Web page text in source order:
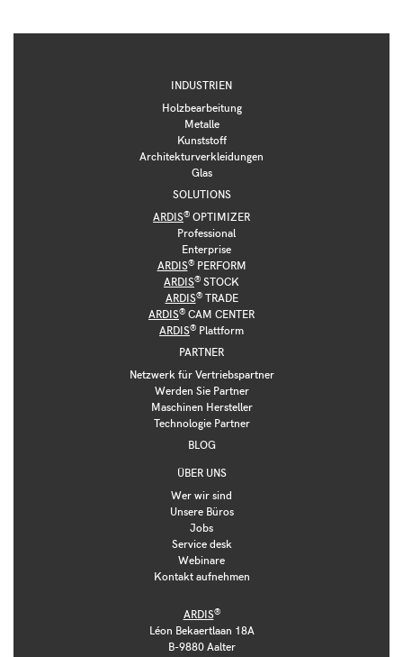
INDUSTRIEN
Holzbearbeitung
Metalle
Kunststoff
Architekturverkleidungen
Glas
SOLUTIONS
ARDIS® OPTIMIZER
Professional
Enterprise
ARDIS®PERFORM
ARDIS® STOCK
ARDIS®TRADE
ARDIS® CAM CENTER
ARDIS® Plattform
PARTNER
Netzwerk für Vertriebspartner
Werden Sie Partner
Maschinen Hersteller
Technologie Partner
BLOG
ÜBER UNS
Wer wir sind
Unsere Büros
Jobs
Service desk
Webinare
Kontakt aufnehmen
ARDIS®
Léon Bekaertlaan 18A
B-9880 Aalter